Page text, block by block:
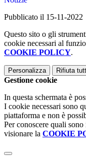
Pubblicato il 15-11-2022
Questo sito o gli
cookie necessari al
COOKIE POLICY.
Personalizza Rifiuta
Gestione cookie
In questa schermata è
I cookie necessari sono
piattaforma e non è
Per conoscere quali
visionare la COOKIE